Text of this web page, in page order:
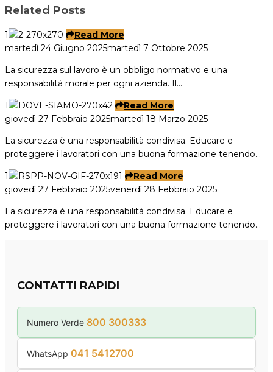
Related Posts
1
Read More
martedì 24 Giugno 2025martedì 7 Ottobre 2025
La sicurezza sul lavoro è un obbligo normativo e una
responsabilità morale per ogni azienda. Il…
1
Read More
giovedì 27 Febbraio 2025martedì 18 Marzo 2025
La sicurezza è una responsabilità condivisa. Educare e
proteggere i lavoratori con una buona formazione tenendo…
1
Read More
giovedì 27 Febbraio 2025venerdì 28 Febbraio 2025
La sicurezza è una responsabilità condivisa. Educare e
proteggere i lavoratori con una buona formazione tenendo…
CONTATTI RAPIDI
Numero Verde 800 300333
WhatsApp 041 5412700